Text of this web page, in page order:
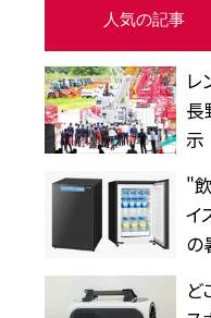
人気の記事
レ
長
示
"
イ
の
ど